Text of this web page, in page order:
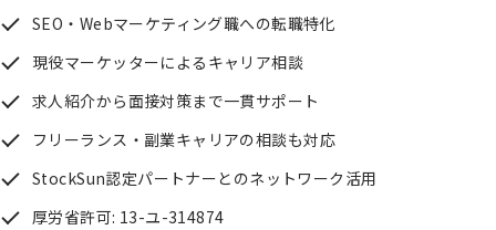
SEO・Webマーケティング職への転職特化
現役マーケッターによるキャリア相談
求人紹介から面接対策まで一貫サポート
フリーランス・副業キャリアの相談も対応
StockSun認定パートナーとのネットワーク活用
厚労省許可: 13-ユ-314874